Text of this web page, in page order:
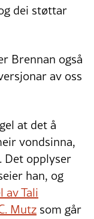
dei støttar
Brennan også
av oss
at det å
vondsinna,
Det opplyser
han, og
av Tali
Mutz som går